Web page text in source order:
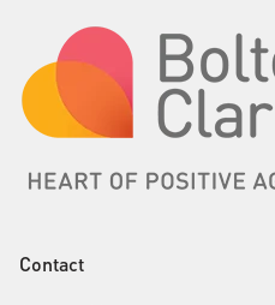
Contact